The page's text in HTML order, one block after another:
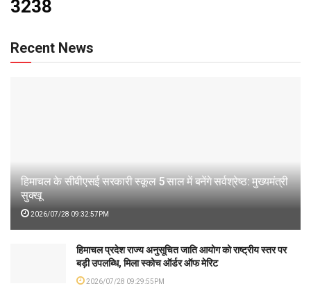
3238
Recent News
हिमाचल के सीबीएसई सरकारी स्कूल 5 साल में बनेंगे सर्वश्रेष्ठ: मुख्यमंत्री
सुक्खू
2026/07/28 09:32:57PM
हिमाचल प्रदेश राज्य अनुसूचित जाति आयोग को राष्ट्रीय स्तर पर
बड़ी उपलब्धि, मिला स्कोच ऑर्डर ऑफ मेरिट
2026/07/28 09:29:55PM